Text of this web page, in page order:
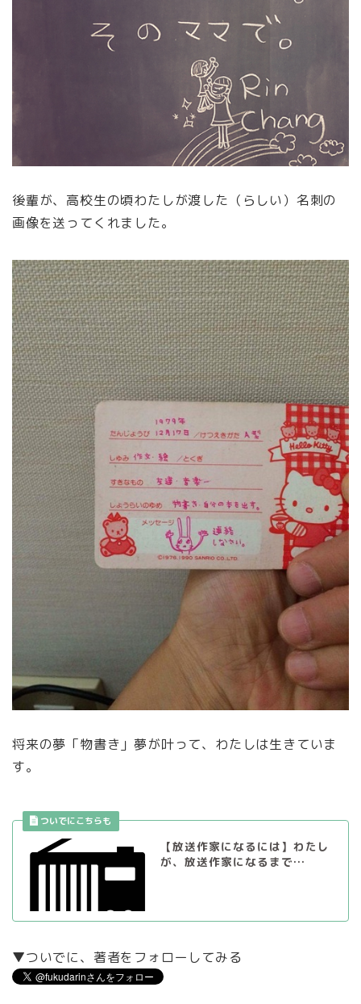
後輩が、高校生の頃わたしが渡した（らしい）名刺の
画像を送ってくれました。
将来の夢「物書き」夢が叶って、わたしは生きていま
す。
【放送作家になるには】わたし
が、放送作家になるまで…
▼ついでに、著者をフォローしてみる